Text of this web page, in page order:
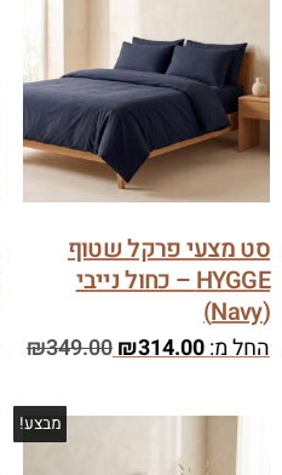
סט מצעי פרקל שטוף
HYGGE – כחול נייבי
(Navy)
החל מ: ₪314.00
₪349.00
מבצע!